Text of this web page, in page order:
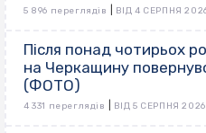
5 896 переглядів ВІД 4 СЕРПНЯ
Після понад чотирьох
на Черкащину
(ФОТО)
4 331 переглядів ВІД 5 СЕРПНЯ 2026